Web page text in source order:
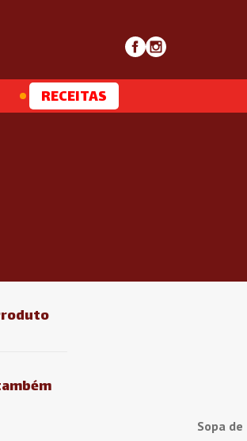
RECEITAS
Sopa